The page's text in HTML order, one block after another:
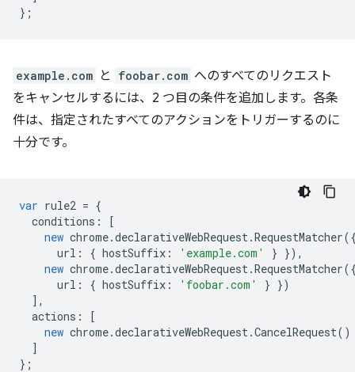
};
example.com と foobar.com へのすべてのリクエスト
をキャンセルするには、2 つ目の条件を追加します。各条
件は、指定されたすべてのアクションをトリガーするのに
十分です。
var rule2 = {
conditions :
[
new chrome.declarativeWebRequest.RequestMatcher
url : { hostSuffix : 'example.com' } }),
new chrome.declarativeWebRequest.RequestMatcher
url : { hostSuffix : 'foobar.com' } })
],
actions :
[
new chrome.declarativeWebRequest.CancelRequest()
]
};